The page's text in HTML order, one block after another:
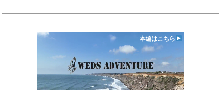
本編はこちら